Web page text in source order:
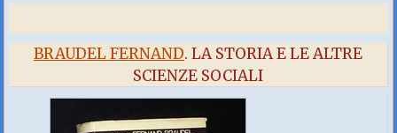
BRAUDEL FERNAND. LA STORIA E LE ALTRE
SCIENZE SOCIALI